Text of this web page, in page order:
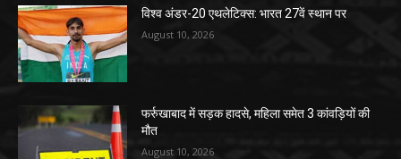
विश्व अंडर-20 एथलेटिक्स: भारत 27वें स्थान पर
August 10, 2026
फर्रुखाबाद में सड़क हादसे, महिला समेत 3 कांवड़ियों की
मौत
August 10, 2026